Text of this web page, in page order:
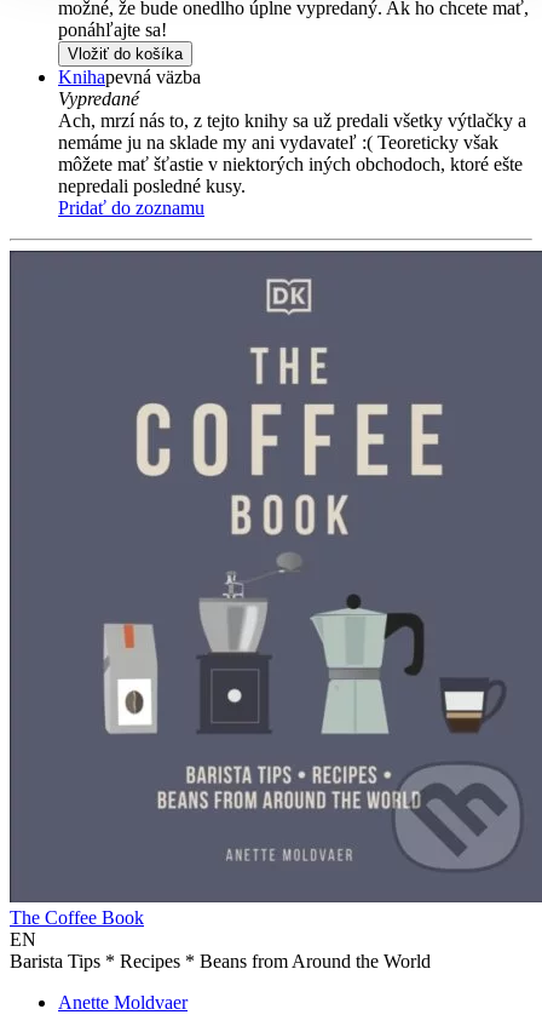
možné, že bude onedlho úplne vypredaný. Ak ho chcete mať,
ponáhľajte sa!
Vložiť do košíka
Knihapevná väzba
Vypredané
Ach, mrzí nás to, z tejto knihy sa už predali všetky výtlačky a
nemáme ju na sklade my ani vydavateľ :( Teoreticky však
môžete mať šťastie v niektorých iných obchodoch, ktoré ešte
nepredali posledné kusy.
Pridať do zoznamu
The Coffee Book
EN
Barista Tips * Recipes * Beans from Around the World
Anette Moldvaer